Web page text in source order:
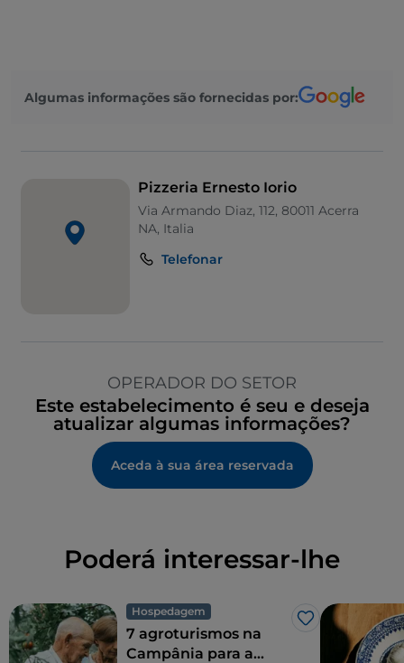
Algumas informações são fornecidas por:
Pizzeria Ernesto Iorio
Via Armando Diaz, 112, 80011 Acerra
NA, Italia
Telefonar
OPERADOR DO SETOR
Este estabelecimento é seu e deseja
atualizar algumas informações?
Aceda à sua área reservada
Poderá interessar-lhe
Hospedagem
Gosto
7 agroturismos na
Campânia para a